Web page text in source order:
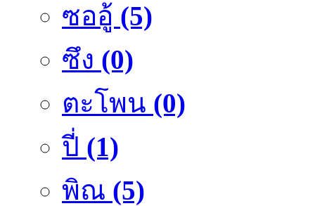
ซออู้ (5)
ซึง (0)
ตะโพน (0)
ปี่ (1)
พิณ (5)